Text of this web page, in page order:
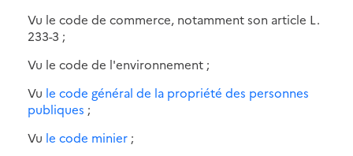
Vu le code de commerce, notamment son article L.
233-3 ;
Vu le code de l'environnement ;
Vu le code général de la propriété des personnes
publiques ;
Vu le code minier ;